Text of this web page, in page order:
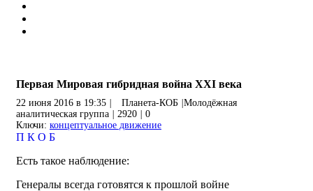
Первая Мировая гибридная война XXI века
22 июня 2016 в 19:35 Планета-КОБ Молодёжная
аналитическая группа
2920
0
Ключи: концептуальное движение
П К О Б
Есть такое наблюдение:
Генералы всегда готовятся к прошлой войне